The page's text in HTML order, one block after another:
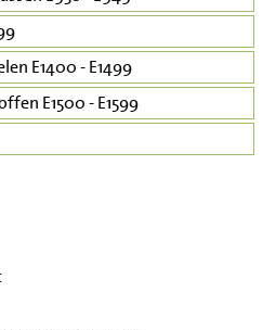
E1400 - E1499
E1500 - E1599